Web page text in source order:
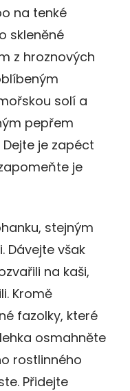
na tenké
skleněné
z hroznových
solí a
pepřem
je zapéct
je
stejným
Dávejte však
na kaši,
Kromě
fazolky, které
osmahněte
rostlinného
Přidejte